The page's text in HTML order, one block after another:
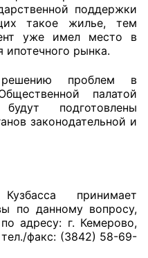
поддержки
такое жилье, тем
уже имел место в
ипотечного рынка.
проблем в
палатой
подготовлены
законодательной и
принимает
по данному вопросу,
адресу: г. Кемерово,
факс: (3842) 58-69-